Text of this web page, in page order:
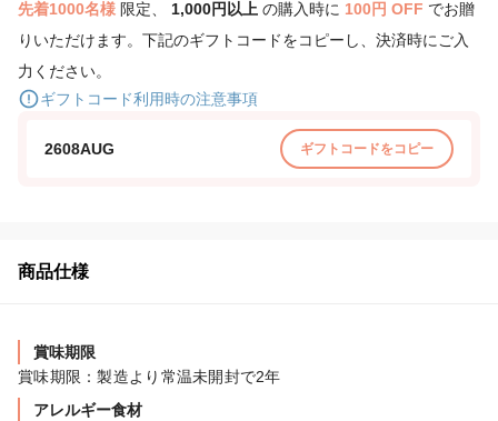
先着1000名様 限定、 1,000円以上 の購入時に 100円 OFF でお贈
りいただけます。下記のギフトコードをコピーし、決済時にご入
力ください。
ギフトコード利用時の注意事項
2608AUG ギフトコードをコピー
商品仕様
賞味期限
賞味期限：製造より常温未開封で2年
アレルギー食材